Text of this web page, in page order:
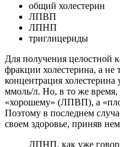
общий холестерин
ЛПВП
ЛПНП
триглицериды
Для получения целостной
фракции холестерина, а
концентрация холестерина
ммоль/л. Но, в то же
«хорошему» (ЛПВП), а
Поэтому в последнем
своем здоровье, приняв
ЛПНП, как уже